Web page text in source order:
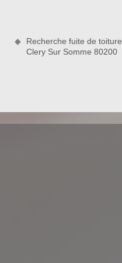
Recherche fuite de toiture
Clery Sur Somme 80200